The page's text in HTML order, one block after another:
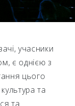
учасники
є однією з
цього
та
та